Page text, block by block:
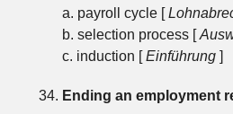
a. payroll cycle [
b. selection process [
c. induction [Einführung]
Ending an employment